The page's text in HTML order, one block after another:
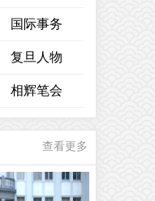
国际事务
复旦人物
相辉笔会
查看更多